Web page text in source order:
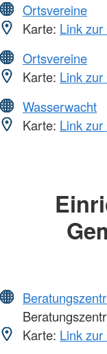
Ortsvereine
Karte: Link
Ortsvereine
Karte: Link
Wasserwacht
Karte: Link
Karte: Link